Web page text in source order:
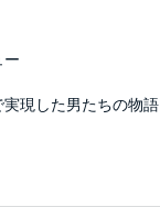
ー
現した男たちの物語